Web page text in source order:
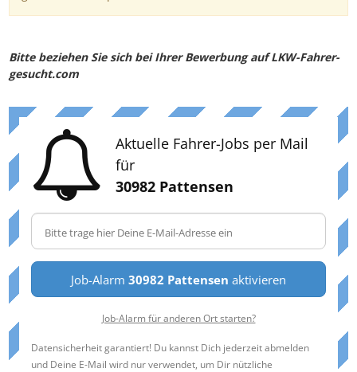
Bitte beziehen Sie sich bei Ihrer Bewerbung auf LKW-Fahrer-
gesucht.com
Aktuelle Fahrer-Jobs per Mail
für
30982 Pattensen
Job-Alarm 30982 Pattensen aktivieren
Job-Alarm für anderen Ort starten?
Datensicherheit garantiert! Du kannst Dich jederzeit abmelden
und Deine E-Mail wird nur verwendet, um Dir nützliche